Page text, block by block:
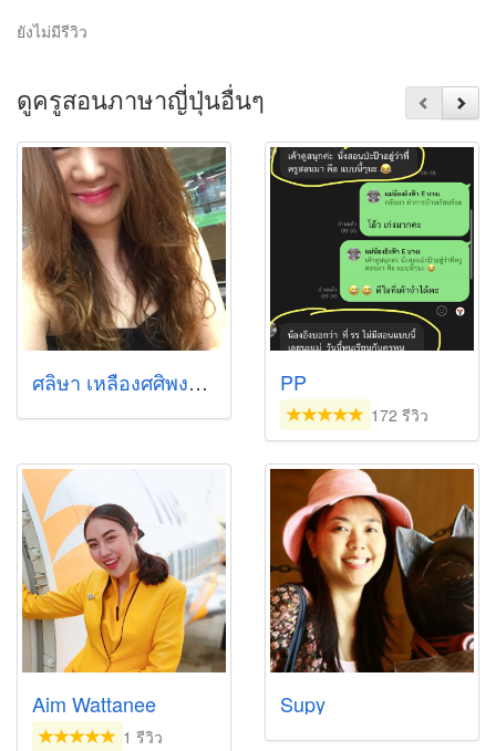
ยังไม่มีรีวิว
ดูครูสอนภาษาญี่ปุ่นอื่นๆ
ศลิษา เหลืองศศิพงษ์ (พีช) PP
172 รีวิว
Aim Wattanee
1 รีวิว
Supy